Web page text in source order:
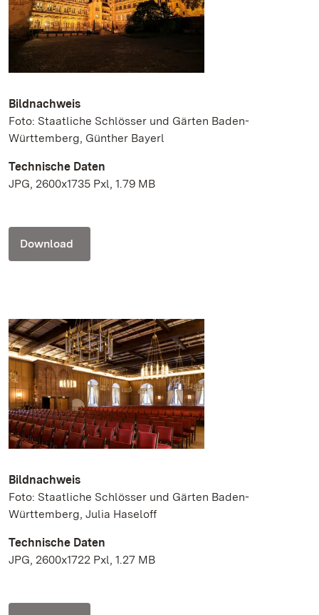
Bildnachweis
Foto: Staatliche Schlösser und Gärten Baden-
Württemberg, Günther Bayerl
Technische Daten
JPG, 2600x1735 Pxl, 1.79 MB
Download
Bildnachweis
Foto: Staatliche Schlösser und Gärten Baden-
Württemberg, Julia Haseloff
Technische Daten
JPG, 2600x1722 Pxl, 1.27 MB